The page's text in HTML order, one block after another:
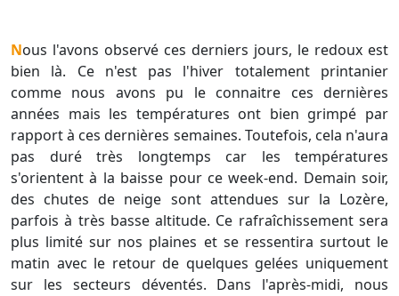
Nous l'avons observé ces derniers jours, le redoux est
bien là. Ce n'est pas l'hiver totalement printanier
comme nous avons pu le connaitre ces dernières
années mais les températures ont bien grimpé par
rapport à ces dernières semaines. Toutefois, cela n'aura
pas duré très longtemps car les températures
s'orientent à la baisse pour ce week-end. Demain soir,
des chutes de neige sont attendues sur la Lozère,
parfois à très basse altitude. Ce rafraîchissement sera
plus limité sur nos plaines et se ressentira surtout le
matin avec le retour de quelques gelées uniquement
sur les secteurs déventés. Dans l'après-midi, nous